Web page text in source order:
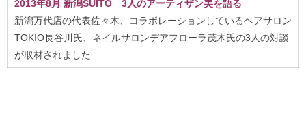
2013年8月 新潟SUITO 3人のアーティザン美を語る
新潟万代店の代表佐々木、コラボレーションしているヘアサロン
TOKIO長谷川氏、ネイルサロンデアフローラ茂木氏の3人の対談
が取材されました